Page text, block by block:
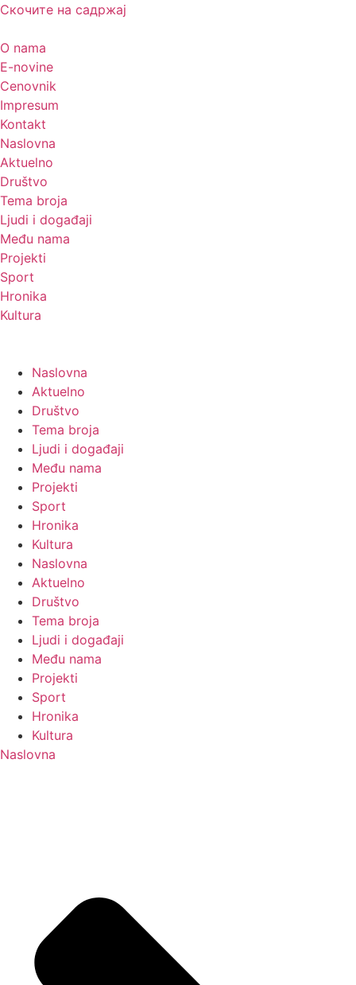
Скочите на садржај
O nama
E-novine
Cenovnik
Impresum
Kontakt
Naslovna
Aktuelno
Društvo
Tema broja
Ljudi i događaji
Među nama
Projekti
Sport
Hronika
Kultura
Naslovna
Aktuelno
Društvo
Tema broja
Ljudi i događaji
Među nama
Projekti
Sport
Hronika
Kultura
Naslovna
Aktuelno
Društvo
Tema broja
Ljudi i događaji
Među nama
Projekti
Sport
Hronika
Kultura
Naslovna